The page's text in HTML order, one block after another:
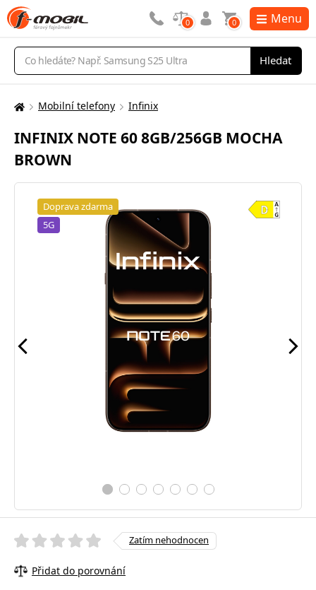
Vyhledávání
Hledat
0 0 Menu
Zde
nacházíte:
Mobilní telefony Infinix
INFINIX NOTE 60 8GB/256GB MOCHA
BROWN
Doprava zdarma
5G
Zatím nehodnocen
Přidat do porovnání